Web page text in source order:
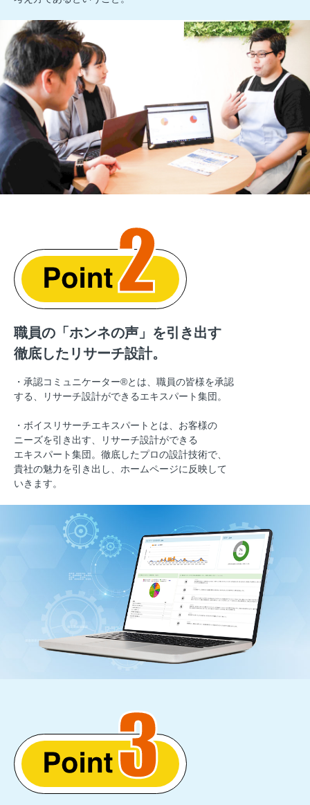
職員の「ホンネの声」を引き出す
徹底したリサーチ設計。
・承認コミュニケーター®とは、職員の皆様を承認
する、
リサーチ設計ができるエキスパート集団。
・ボイスリサーチエキスパートとは、お客様の
ニーズを引き出す、リサーチ設計ができる
エキスパート集団。徹底したプロの設計技術で、
貴社の魅力を引き出し、ホームページに反映して
いきます。